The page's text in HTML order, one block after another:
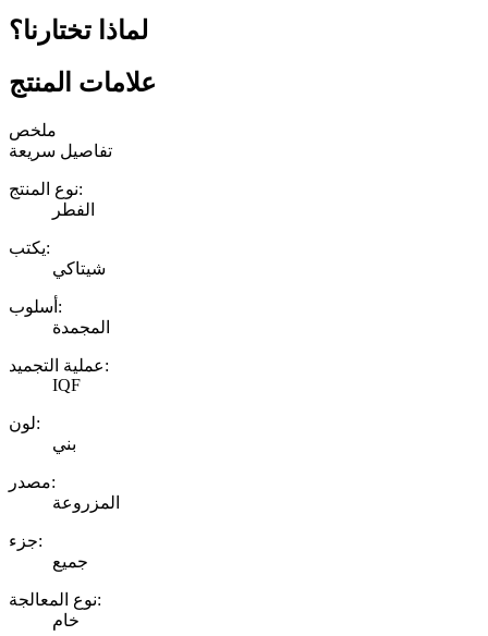
لماذا تختارنا؟
علامات المنتج
ملخص
تفاصيل سريعة
نوع المنتج:
الفطر
يكتب:
شيتاكي
أسلوب:
المجمدة
عملية التجميد:
IQF
لون:
بني
مصدر:
المزروعة
جزء:
جميع
نوع المعالجة:
خام